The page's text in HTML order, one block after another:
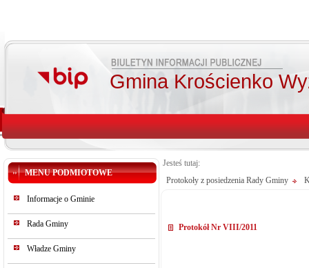
Gmina Krościenko
MENU PODMIOTOWE
Informacje o Gminie
Rada Gminy
Władze Gminy
Jesteś tutaj:
Protokoły z posiedzenia Rady Gminy
Protokół Nr VIII/2011